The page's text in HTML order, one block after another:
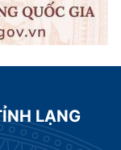
LẠNG